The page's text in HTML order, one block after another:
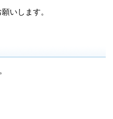
いします。